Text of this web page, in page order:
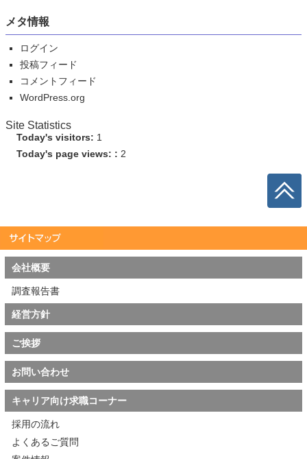
メタ情報
ログイン
投稿フィード
コメントフィード
WordPress.org
Site Statistics
Today's visitors: 1
Today's page views: : 2
会社概要
調査報告書
経営方針
ご挨拶
お問い合わせ
キャリア向け求職コーナー
採用の流れ
よくあるご質問